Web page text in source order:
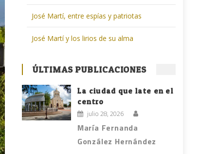
José Martí, entre espías y patriotas
José Martí y los lirios de su alma
ÚLTIMAS PUBLICACIONES
La ciudad que late en el
centro
julio 28, 2026
María Fernanda
González Hernández